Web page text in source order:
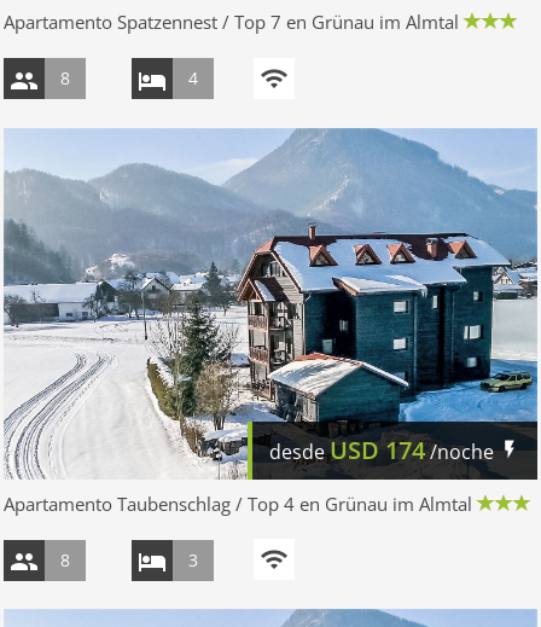
Apartamento Spatzennest / Top 7 en Grünau im Almtal
8 4
desdeUSD174/noche
Apartamento Taubenschlag / Top 4 en Grünau im Almtal
8 3